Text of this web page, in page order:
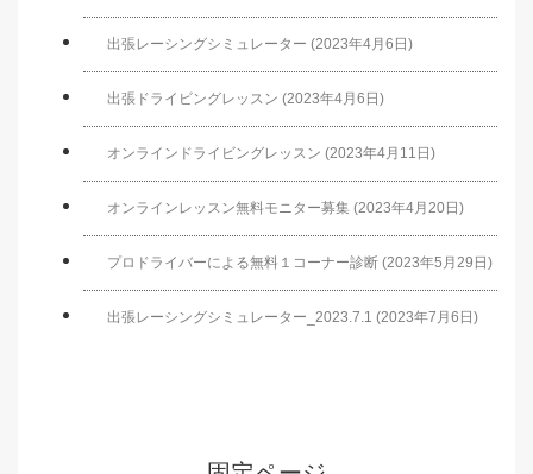
出張レーシングシミュレーター (2023年4月6日)
出張ドライビングレッスン (2023年4月6日)
オンラインドライビングレッスン (2023年4月11日)
オンラインレッスン無料モニター募集 (2023年4月20日)
プロドライバーによる無料１コーナー診断 (2023年5月29日)
出張レーシングシミュレーター_2023.7.1 (2023年7月6日)